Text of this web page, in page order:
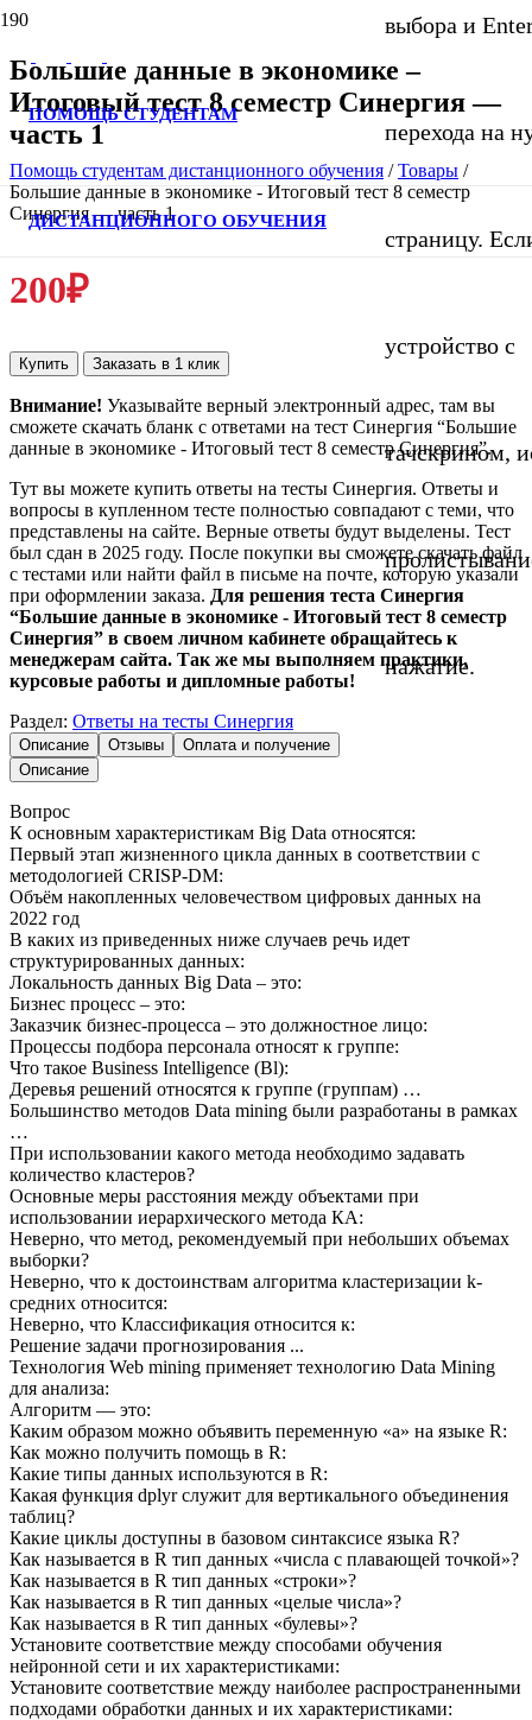
ПОМОЩЬ СТУДЕНТАМ
ДИСТАНЦИОННОГО ОБУЧЕНИЯ
выбора и
перехода на
страницу.
устройство с
тачскрином,
нажатие.
Большие данные в экономике –
Итоговый тест 8 семестр Синергия —
часть 1
Помощь студентам дистанционного обучения /Товары /
Большие данные в экономике - Итоговый тест 8 семестр
Синергия — часть 1
200₽
Купить Заказать в 1 клик
Внимание! Указывайте верный электронный адрес, там вы
сможете скачать бланк с ответами на тест Синергия “Большие
данные в экономике - Итоговый тест 8 семестр Синергия”.
Тут вы можете купить ответы на тесты Синергия. Ответы и
вопросы в купленном тесте полностью совпадают с теми, что
представлены на сайте. Верные ответы будут выделены. Тест
был сдан в 2025 году. После покупки вы сможете скачать файл
с тестами или найти файл в письме на почте, которую указали
при оформлении заказа. Для решения теста Синергия
“Большие данные в экономике - Итоговый тест 8 семестр
Синергия” в своем личном кабинете обращайтесь к
менеджерам сайта. Так же мы выполняем практики,
курсовые работы и дипломные работы!
Раздел: Ответы на тесты Синергия
Описание Отзывы
Оплата и получение
Описание
Вопрос
К основным характеристикам Big Data относятся:
Первый этап жизненного цикла данных в соответствии с
методологией CRISP-DM:
Объём накопленных человечеством цифровых данных на
2022 год
В каких из приведенных ниже случаев речь идет
структурированных данных:
Локальность данных Big Data – это:
Бизнес процесс – это:
Заказчик бизнес-процесса – это должностное лицо:
Процессы подбора персонала относят к группе:
Что такое Business Intelligence (Bl):
Деревья решений относятся к группе (группам) …
Большинство методов Data mining были разработаны в рамках
…
При использовании какого метода необходимо задавать
количество кластеров?
Основные меры расстояния между объектами при
использовании иерархического метода КА:
Неверно, что метод, рекомендуемый при небольших объемах
выборки?
Неверно, что к достоинствам алгоритма кластеризации k-
средних относится:
Неверно, что Классификация относится к:
Решение задачи прогнозирования ...
Технология Web mining применяет технологию Data Mining
для анализа:
Алгоритм — это:
Каким образом можно объявить переменную «а» на языке R:
Как можно получить помощь в R:
Какие типы данных используются в R:
Какая функция dplyr служит для вертикального объединения
таблиц?
Какие циклы доступны в базовом синтаксисе языка R?
Как называется в R тип данных «числа с плавающей точкой»?
Как называется в R тип данных «строки»?
Как называется в R тип данных «целые числа»?
Как называется в R тип данных «булевы»?
Установите соответствие между способами обучения
нейронной сети и их характеристиками:
Установите соответствие между наиболее распространенными
подходами обработки данных и их характеристиками: